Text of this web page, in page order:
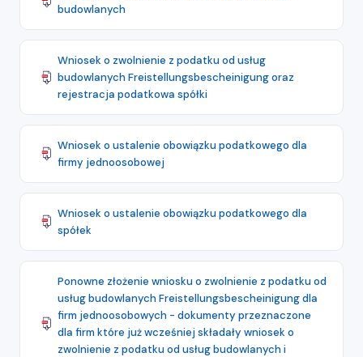
budowlanych
Wniosek o zwolnienie z podatku od usług
budowlanych Freistellungsbescheinigung oraz
rejestracja podatkowa spółki
Wniosek o ustalenie obowiązku podatkowego dla
firmy jednoosobowej
Wniosek o ustalenie obowiązku podatkowego dla
spółek
Ponowne złożenie wniosku o zwolnienie z podatku od
usług budowlanych Freistellungsbescheinigung dla
firm jednoosobowych - dokumenty przeznaczone
dla firm które już wcześniej składały wniosek o
zwolnienie z podatku od usług budowlanych i